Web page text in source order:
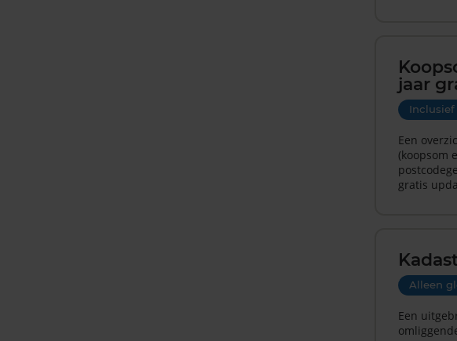
jaar
Inclusief
Een
(koopsom
gratis
Alleen
Een